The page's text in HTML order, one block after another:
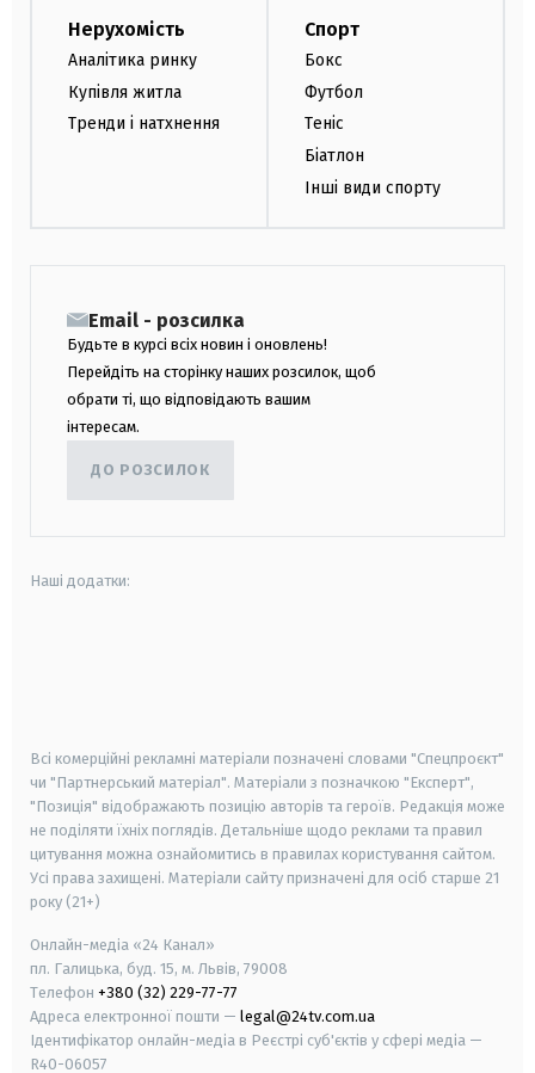
Нерухомість
Аналітика ринку
Купівля житла
Тренди і натхнення
Спорт
Бокс
Футбол
Теніс
Біатлон
Інші види спорту
Email - розсилка
Будьте в курсі всіх новин і оновлень!
Перейдіть на сторінку наших розсилок, щоб
обрати ті, що відповідають вашим
інтересам.
ДО РОЗСИЛОК
Наші додатки:
Всі комерційні рекламні матеріали позначені словами "Спецпроєкт"
чи "Партнерський матеріал". Матеріали з позначкою "Експерт",
"Позиція" відображають позицію авторів та героїв. Редакція може
не поділяти їхніх поглядів. Детальніше щодо реклами та правил
цитування можна ознайомитись в правилах користування сайтом.
Усі права захищені. Матеріали сайту призначені для осіб старше 21
року (21+)
Онлайн-медіа «24 Канал»
пл. Галицька, буд. 15, м. Львів, 79008
Телефон +380 (32) 229-77-77
Адреса електронної пошти — legal@24tv.com.ua
Ідентифікатор онлайн-медіа в Реєстрі суб'єктів у сфері медіа —
R40-06057